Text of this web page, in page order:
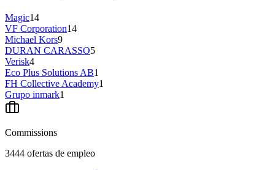
Magic14
VF Corporation14
Michael Kors9
DURAN CARASSO5
Verisk4
Eco Plus Solutions AB1
FH Collective Academy1
Grupo inmark1
Commissions
3444 ofertas de empleo